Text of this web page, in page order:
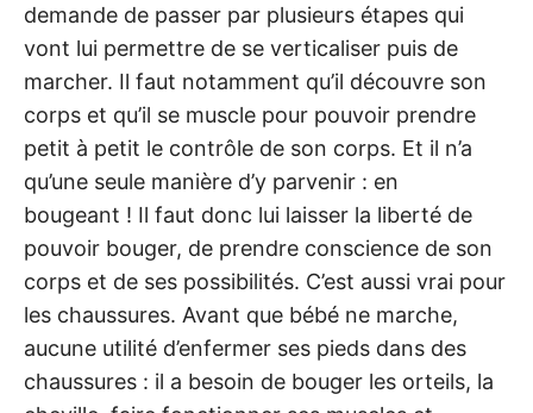
demande de passer par plusieurs étapes qui
vont lui permettre de se verticaliser puis de
marcher. Il faut notamment qu’il découvre son
corps et qu’il se muscle pour pouvoir prendre
petit à petit le contrôle de son corps. Et il n’a
qu’une seule manière d’y parvenir : en
bougeant ! Il faut donc lui laisser la liberté de
pouvoir bouger, de prendre conscience de son
corps et de ses possibilités. C’est aussi vrai pour
les chaussures. Avant que bébé ne marche,
aucune utilité d’enfermer ses pieds dans des
chaussures : il a besoin de bouger les orteils, la